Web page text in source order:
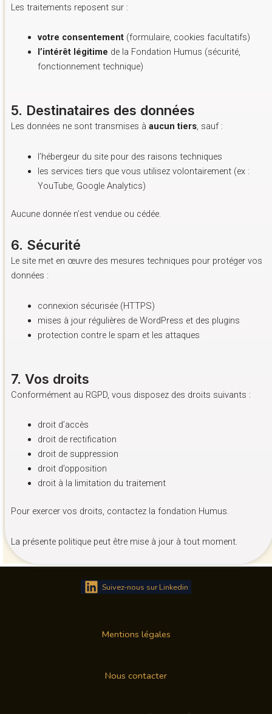
Les traitements reposent sur :
votre consentement(formulaire, cookies facultatifs)
l’intérêt légitime de la Fondation Humus (sécurité,
fonctionnement technique)
5. Destinataires des données
Les données ne sont transmises à aucun tiers, sauf :
l’hébergeur du site pour des raisons techniques
les services tiers que vous utilisez volontairement (ex :
YouTube, Google Analytics)
Aucune donnée n’est vendue ou cédée.
6. Sécurité
Le site met en œuvre des mesures techniques pour protéger vos
données :
connexion sécurisée (HTTPS)
mises à jour régulières de WordPress et des plugins
protection contre le spam et les attaques
7. Vos droits
Conformément au RGPD, vous disposez des droits suivants :
droit d’accès
droit de rectification
droit de suppression
droit d’opposition
droit à la limitation du traitement
Pour exercer vos droits, contactez la fondation Humus.
La présente politique peut être mise à jour à tout moment.
Suivez-nous sur Linkedin
Mentions légales
Nous contacter